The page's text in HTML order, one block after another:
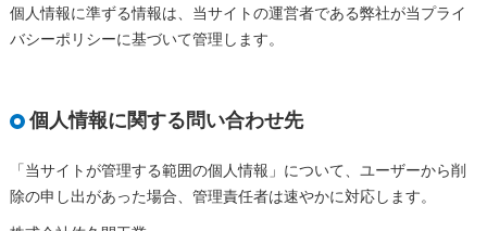
個人情報に準ずる情報は、当サイトの運営者である弊社が当プライ
バシーポリシーに基づいて管理します。
個人情報に関する問い合わせ先
「当サイトが管理する範囲の個人情報」について、ユーザーから削
除の申し出があった場合、管理責任者は速やかに対応します。